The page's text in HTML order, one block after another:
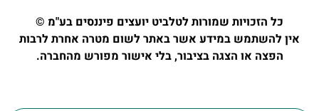
כל הזכויות שמורות לטלביט יועצים פיננסים בע"מ ©
אין להשתמש במידע אשר באתר לשום מטרה אחרת לרבות
הפצה או הצגה בציבור, בלי אישור מפורש מהחברה.